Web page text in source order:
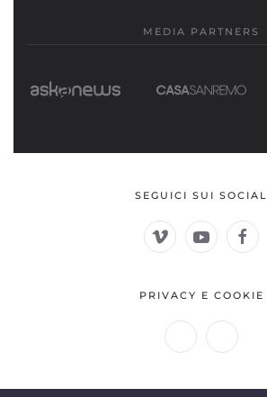
MEDIA PARTNERS
SEGUICI SUI SOCIAL
PRIVACY E COOKIE